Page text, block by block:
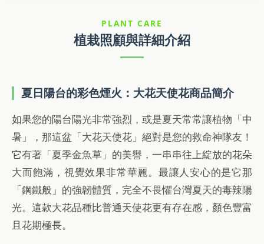
PLANT CARE
植栽照顧與詳細介紹
夏日陽台的彩色煙火：大花天使花商品簡介
如果您的陽台陽光非常強烈，或是夏天常常讓植物「中
暑」，那這盆「大花天使花」絕對是您的救命神隊友！
它有著「夏季金魚草」的美譽，一串串往上綻放的花朵
大而飽滿，視覺效果非常華麗。最讓人安心的是它那
「鋼鐵般」的強韌體質，完全不畏懼台灣夏天的毒辣陽
光。這款大花品種比普通天使花更有存在感，顏色豐富
且花期極長。